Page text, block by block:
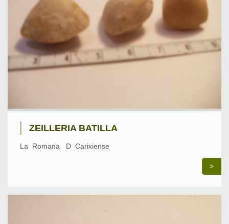
ZEILLERIA BATILLA
La Romana D Carixiense
>